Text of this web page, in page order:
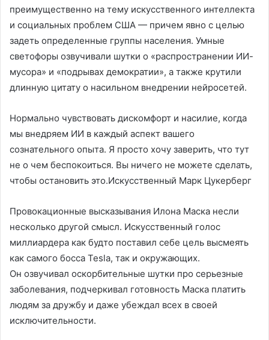
преимущественно на тему искусственного интеллекта
и социальных проблем США — причем явно с целью
задеть определенные группы населения. Умные
светофоры озвучивали шутки о «распространении ИИ-
мусора» и «подрывах демократии», а также крутили
длинную цитату о насильном внедрении нейросетей.
Нормально чувствовать дискомфорт и насилие, когда
мы внедряем ИИ в каждый аспект вашего
сознательного опыта. Я просто хочу заверить, что тут
не о чем беспокоиться. Вы ничего не можете сделать,
чтобы остановить это.Искусственный Марк Цукерберг
Провокационные высказывания Илона Маска несли
несколько другой смысл. Искусственный голос
миллиардера как будто поставил себе цель высмеять
как самого босса Tesla, так и окружающих.
Он озвучивал оскорбительные шутки про серьезные
заболевания, подчеркивал готовность Маска платить
людям за дружбу и даже убеждал всех в своей
исключительности.